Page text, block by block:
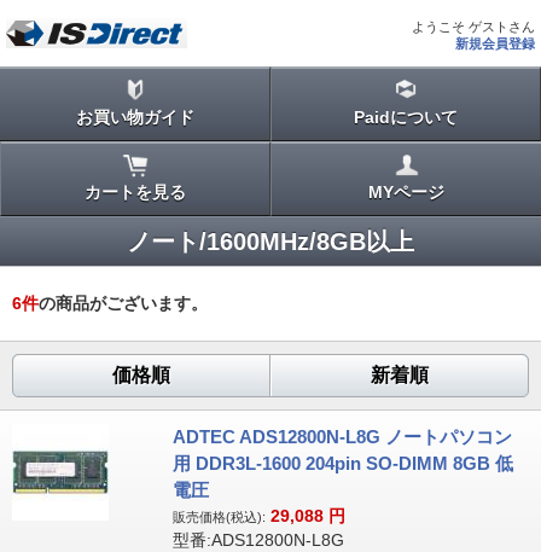
ようこそ ゲストさん
新規会員登録
お買い物ガイド Paidについて
カートを見る MYページ
ノート/1600MHz/8GB以上
6件の商品がございます。
価格順 新着順
ADTEC ADS12800N-L8G ノートパソコン
用 DDR3L-1600 204pin SO-DIMM 8GB 低
電圧
販売価格(税込): 29,088 円
型番:ADS12800N-L8G